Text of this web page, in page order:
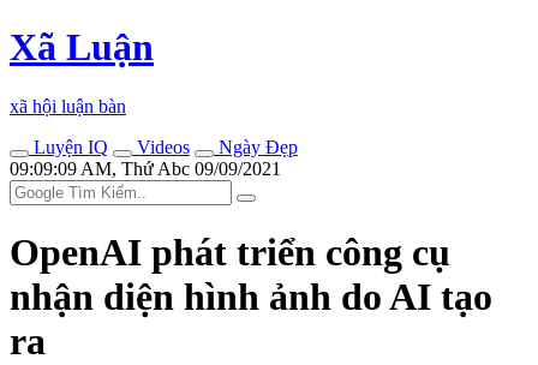
Xã Luận
xã hội luận bàn
Luyện IQ
Videos
Ngày Đẹp
09:09:09 AM, Thứ Abc 09/09/2021
OpenAI phát triển công cụ
nhận diện hình ảnh do AI tạo
ra